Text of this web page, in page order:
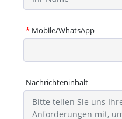
* Mobile/WhatsApp
Nachrichteninhalt